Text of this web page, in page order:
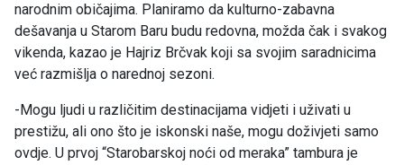
narodnim običajima. Planiramo da kulturno-zabavna
dešavanja u Starom Baru budu redovna, možda čak i svakog
vikenda, kazao je Hajriz Brčvak koji sa svojim saradnicima
već razmišlja o narednoj sezoni.
-Mogu ljudi u različitim destinacijama vidjeti i uživati u
prestižu, ali ono što je iskonski naše, mogu doživjeti samo
ovdje. U prvoj “Starobarskoj noći od meraka” tambura je